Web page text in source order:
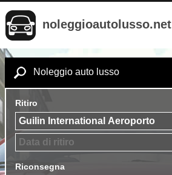
noleggioautolusso.net
Noleggio auto lusso
Ritiro
Riconsegna